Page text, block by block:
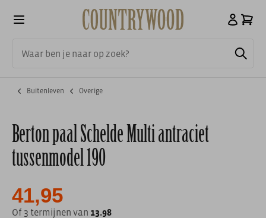
Buitenleven Overige
Berton paal Schelde Multi antraciet
tussenmodel 190
41,95
Of 3 termijnen van 13.98